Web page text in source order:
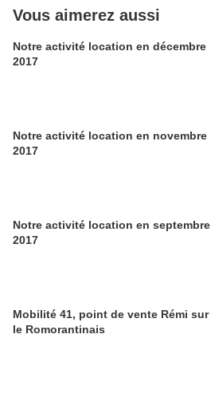
Vous aimerez aussi
Notre activité location en décembre
2017
Notre activité location en novembre
2017
Notre activité location en septembre
2017
Mobilité 41, point de vente Rémi sur
le Romorantinais